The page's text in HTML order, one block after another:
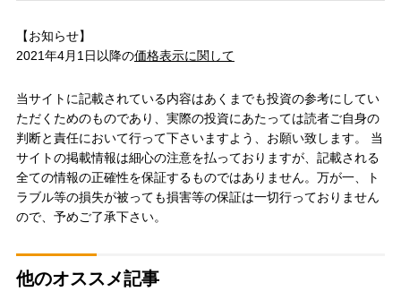
【お知らせ】
2021年4月1日以降の価格表示に関して
当サイトに記載されている内容はあくまでも投資の参考にしてい
ただくためのものであり、実際の投資にあたっては読者ご自身の
判断と責任において行って下さいますよう、お願い致します。 当
サイトの掲載情報は細心の注意を払っておりますが、記載される
全ての情報の正確性を保証するものではありません。万が一、ト
ラブル等の損失が被っても損害等の保証は一切行っておりません
ので、予めご了承下さい。
他のオススメ記事